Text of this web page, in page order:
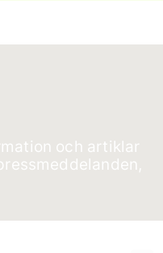
och artiklar